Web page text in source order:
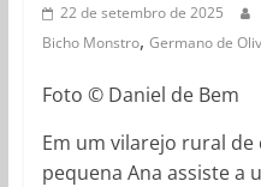
22 de setembro de 2025
Bicho Monstro, Germano de
Foto © Daniel de Bem
Em um vilarejo rural de
pequena Ana assiste a